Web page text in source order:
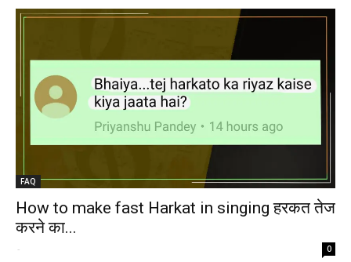
FAQ
How to make fast Harkat in singing हरकत तेज
करने का...
- 0